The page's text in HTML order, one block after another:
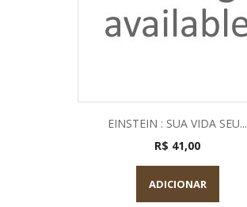
EINSTEIN : SUA VIDA SEU...
R$ 41,00
ADICIONAR